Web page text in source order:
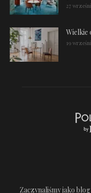
27
Wielkie
19
Zaczynaliśmy jako